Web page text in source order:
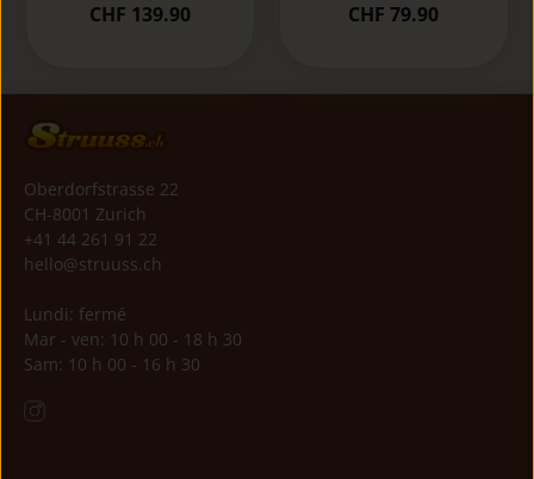
CHF 139.90 CHF 79.90
Oberdorfstrasse 22
CH-8001 Zurich
+41 44 261 91 22
hello@struuss.ch
Lundi: fermé
Mar - ven: 10 h 00 - 18 h 30
Sam: 10 h 00 - 16 h 30